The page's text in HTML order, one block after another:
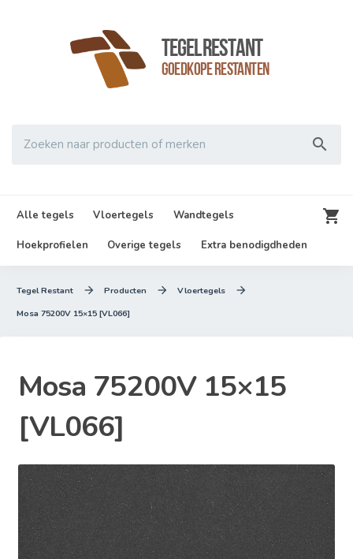
TegelRestant
Goedkope Restanten

Zoeken naar producten of merken
Alle tegels Vloertegels Wandtegels
Hoekprofielen Overige tegels Extra benodigdheden

Tegel Restant  Producten  Vloertegels 
Mosa 75200V 15×15 [VL066]
Mosa 75200V 15×15
[VL066]